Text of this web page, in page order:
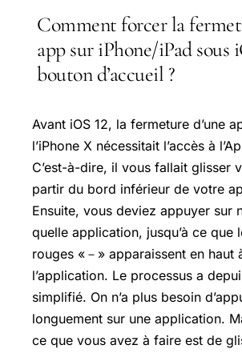
Comment forcer la
app sur iPhone/iPad sous
bouton d’accueil ?
Avant iOS 12, la fermeture d’une
l’iPhone X nécessitait l’accès à
C’est-à-dire, il vous fallait glisser
partir du bord inférieur de votre
Ensuite, vous deviez appuyer sur
quelle application, jusqu’à ce que
rouges «－» apparaissent en haut
l’application. Le processus a
simplifié. On n’a plus besoin
longuement sur une application.
ce que vous avez à faire est de